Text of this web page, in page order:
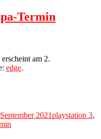
Termin
erscheint am 2.
edge.
2021playstation 3,